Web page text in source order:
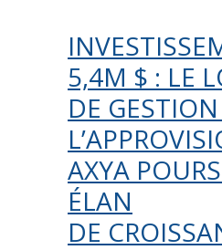
5,4M $ : LE
DE
AXYA
ÉLAN
DE